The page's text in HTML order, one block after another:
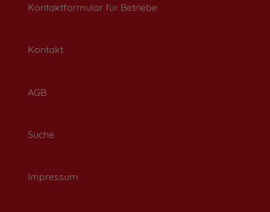
Kontaktformular für Betriebe
Kontakt
AGB
Suche
Impressum